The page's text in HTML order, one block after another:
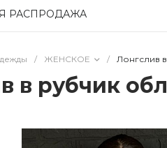
РАСПРОДАЖА
/ ЖЕНСКОЕ / Лонгслив
в рубчик